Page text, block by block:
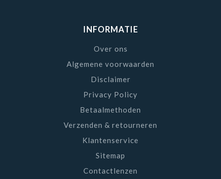
INFORMATIE
Over ons
Algemene voorwaarden
Disclaimer
Privacy Policy
Betaalmethoden
Verzenden & retourneren
Klantenservice
Sitemap
Contactlenzen